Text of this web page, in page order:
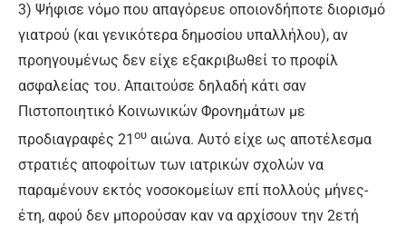
3) Ψήφισε νόμο που απαγόρευε οποιονδήποτε διορισμό
γιατρού (και γενικότερα δημοσίου υπαλλήλου), αν
προηγουμένως δεν είχε εξακριβωθεί το προφίλ
ασφαλείας του. Απαιτούσε δηλαδή κάτι σαν
Πιστοποιητικό Κοινωνικών Φρονημάτων με
προδιαγραφές 21 ου αιώνα. Αυτό είχε ως αποτέλεσμα
στρατιές αποφοίτων των ιατρικών σχολών να
παραμένουν εκτός νοσοκομείων επί πολλούς μήνες-
έτη, αφού δεν μπορούσαν καν να αρχίσουν την 2ετή